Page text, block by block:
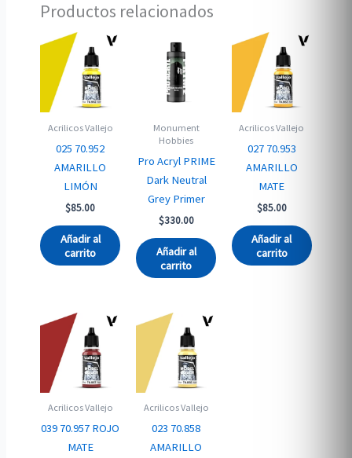
Productos relacionados
Acrilicos Vallejo
025 70.952
AMARILLO
LIMÓN
$85.00
Añadir al
carrito
Monument
Hobbies
Pro Acryl PRIME
Dark Neutral
Grey Primer
$330.00
Añadir al
carrito
Acrilicos Vallejo
027 70.953
AMARILLO
MATE
$85.00
Añadir al
carrito
Acrilicos Vallejo
039 70.957 ROJO
MATE
Acrilicos Vallejo
023 70.858
AMARILLO